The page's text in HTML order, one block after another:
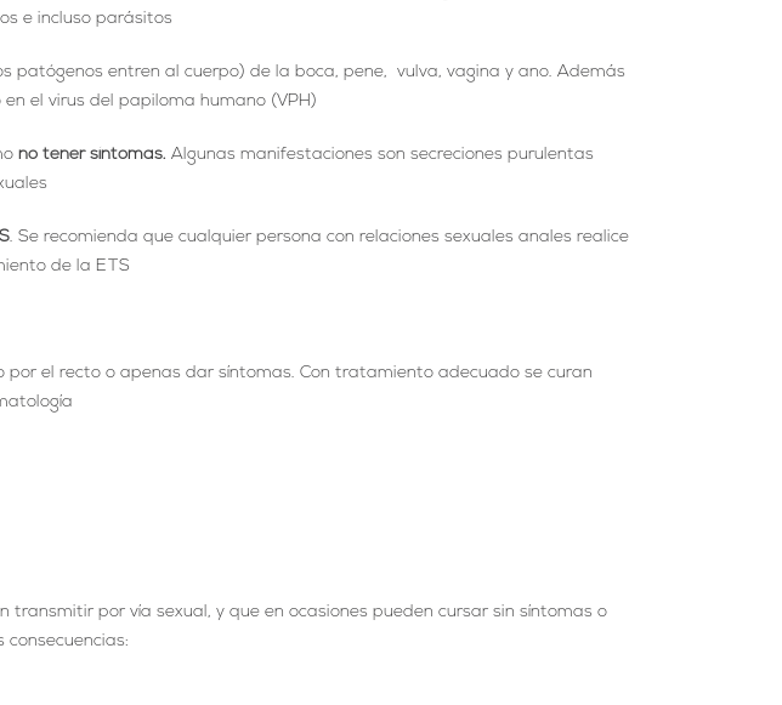
e incluso parásitos
entren al cuerpo) de la boca, pene, vulva, vagina y ano. Además
el virus del papiloma humano (VPH)
no tener síntomas. Algunas manifestaciones son secreciones purulentas
. Se recomienda que cualquier persona con relaciones sexuales anales realice
de la ETS
el recto o apenas dar síntomas. Con tratamiento adecuado se curan
por vía sexual, y que en ocasiones pueden cursar sin síntomas o